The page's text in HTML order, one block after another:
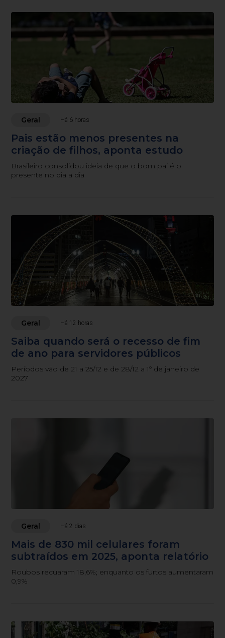
Geral Há 6 horas
Pais estão menos presentes na
criação de filhos, aponta estudo
Brasileiro consolidou ideia de que o bom pai é o
presente no dia a dia
Geral Há 12 horas
Saiba quando será o recesso de fim
de ano para servidores públicos
Períodos vão de 21 a 25/12 e de 28/12 a 1º de janeiro de
2027
Geral Há 2 dias
Mais de 830 mil celulares foram
subtraídos em 2025, aponta relatório
Roubos recuaram 18,6%; enquanto os furtos aumentaram
0,9%